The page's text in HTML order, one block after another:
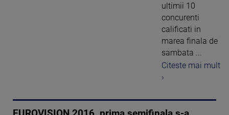
ultimii 10
concurenti
calificati in
marea finala de
sambata ...
Citeste mai mult
›